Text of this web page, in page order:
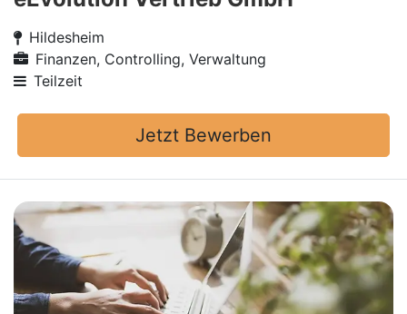
Hildesheim
Finanzen, Controlling, Verwaltung
Teilzeit
Jetzt Bewerben